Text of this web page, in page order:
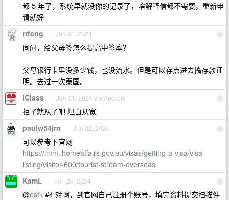
都 5 年了，系统早就没你的记录了，啥解释信都不需要，重新申
请就好
6
rrfeng Jun 21, 2024
同问，给父母签怎么提高中签率？
父母银行卡里没多少钱，也没流水。但是可以存点进去搞存款证
明。去过一次泰国。
7
iClass Jun 21, 2024 via Android
拒了就从了吧 坦白从宽
8
paulw54jrn Jun 22, 2024
可以参考下官网
https://immi.homeaffairs.gov.au/visas/getting-a-visa/visa-
listing/visitor-600/tourist-stream-overseas
9
KamL Jun 26, 2024
@estk #4 对啊，到官网自己注册个账号，填完资料提交扫描件